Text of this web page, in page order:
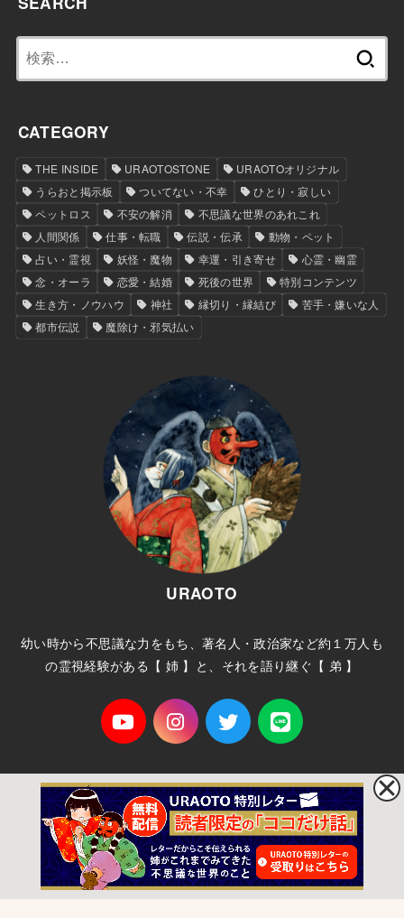
CATEGORY
THE INSIDE URAOTOSTONE
URAOTOオリジナル
うらおと掲示板
ついてない・不幸
ひとり・寂しい
ペットロス
不安の解消
不思議な世界のあれこれ
人間関係
仕事・転職 伝説・伝承
動物・ペット
占い・霊視
妖怪・魔物 幸運・引き寄せ
心霊・幽霊
念・オーラ
恋愛・結婚 死後の世界
特別コンテンツ
生き方・ノウハウ
神社 縁切り・縁結び
苦手・嫌いな人
都市伝説
魔除け・邪気払い
URAOTO
幼い時から不思議な力をもち、著名人・政治家など約１万人も
の霊視経験がある【 姉 】と、それを語り継ぐ【 弟 】
ホーム プライバシーポリシー サイトマップ
お問い合わせ
© 2026URAOTOAll Rights Reserved.